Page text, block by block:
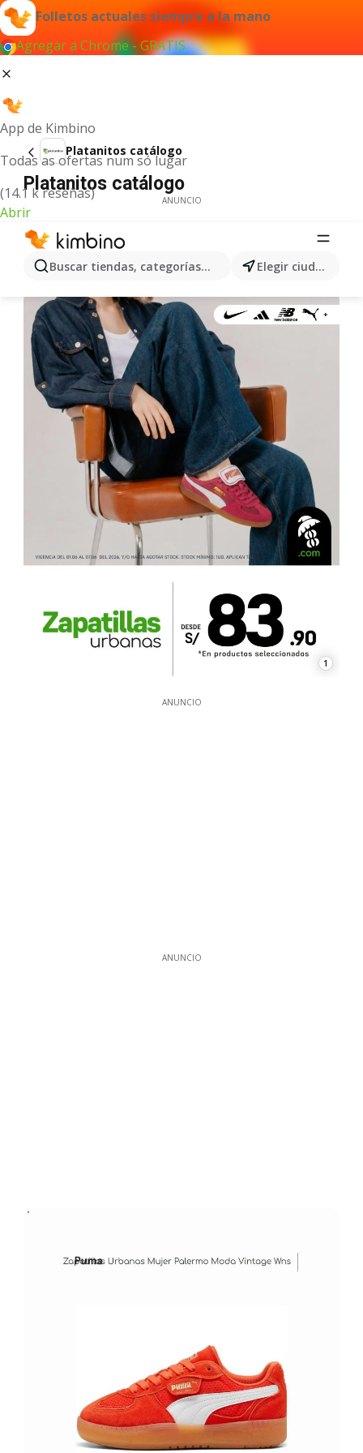
Folletos actuales siempre a la mano
Agregar a Chrome - GRATIS
App de Kimbino
Todas as ofertas num só lugar
(14.1 k reseñas)
Abrir
Buscar tiendas, categorías, productos... Elegir ciudad
Platanitos catálogo
Platanitos catálogo
ANUNCIO
1
ANUNCIO
ANUNCIO